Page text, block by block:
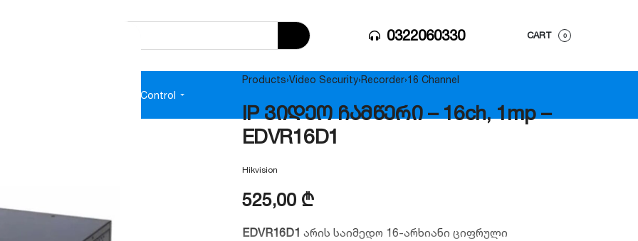
0322060330 CART 0
Access Control
Products›Video Security›Recorder›16 Channel
IP ვიდეო ჩამწერი – 16ch, 1mp –
EDVR16D1
Hikvision
525,00 ₾
EDVR16D1 არის საიმედო 16-არხიანი ციფრული